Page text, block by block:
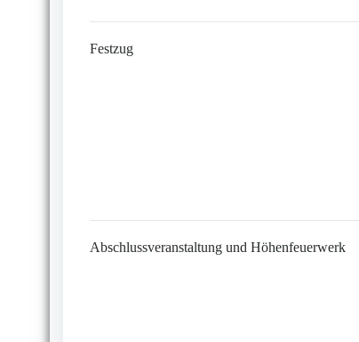
Festzug
Abschlussveranstaltung und Höhenfeuerwerk